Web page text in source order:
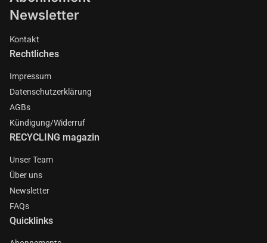
Newsletter
Kontakt
Rechtliches
Impressum
Datenschutzerklärung
AGBs
Kündigung/Widerruf
RECYCLING magazin
Unser Team
Über uns
Newsletter
FAQs
Quicklinks